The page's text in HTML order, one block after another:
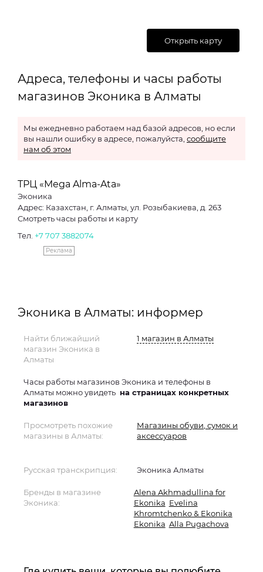
Открыть карту
Адреса, телефоны и часы работы
магазинов Эконика в Алматы
Мы ежедневно работаем над базой адресов, но если
вы нашли ошибку в адресе, пожалуйста, сообщите
нам об этом
ТРЦ «Mega Alma-Ata»
Эконика
Адрес: Казахстан, г. Алматы, ул. Розыбакиева, д. 263
Смотреть часы работы и карту
Тел. +7 707 3882074
Реклама
Эконика в Алматы: информер
Найти ближайший
магазин Эконика в
Алматы
1 магазин в Алматы
Часы работы магазинов Эконика и телефоны в
Алматы можно увидеть на страницах конкретных
магазинов
Просмотреть похожие
магазины в Алматы:
Магазины обуви, сумок и
аксессуаров
Русская транскрипция: Эконика Алматы
Бренды в магазине
Эконика:
Alena Akhmadullina for
Ekonika Evelina
Khromtchenko & Ekonika
Ekonika Alla Pugachova